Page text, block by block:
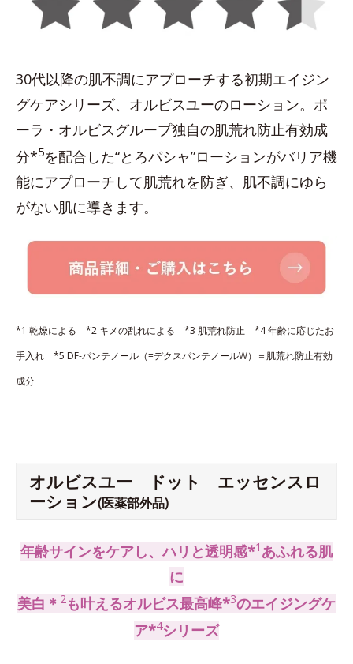
30代以降の肌不調にアプローチする初期エイジン
グケアシリーズ、オルビスユーのローション。ポ
ーラ・オルビスグループ独自の肌荒れ防止有効成
分*5を配合した“とろパシャ”ローションがバリア機
能にアプローチして肌荒れを防ぎ、肌不調にゆら
がない肌に導きます。
*1 乾燥による *2 キメの乱れによる *3 肌荒れ防止 *4 年齢に応じたお
手入れ *5 DF-パンテノール（=デクスパンテノールW）＝肌荒れ防止有効
成分
オルビスユー ドット エッセンスロ
ーション(医薬部外品)
年齢サインをケアし、ハリと透明感*1あふれる肌
に
美白＊ 2も叶えるオルビス最高峰*3のエイジングケ
ア*4シリーズ